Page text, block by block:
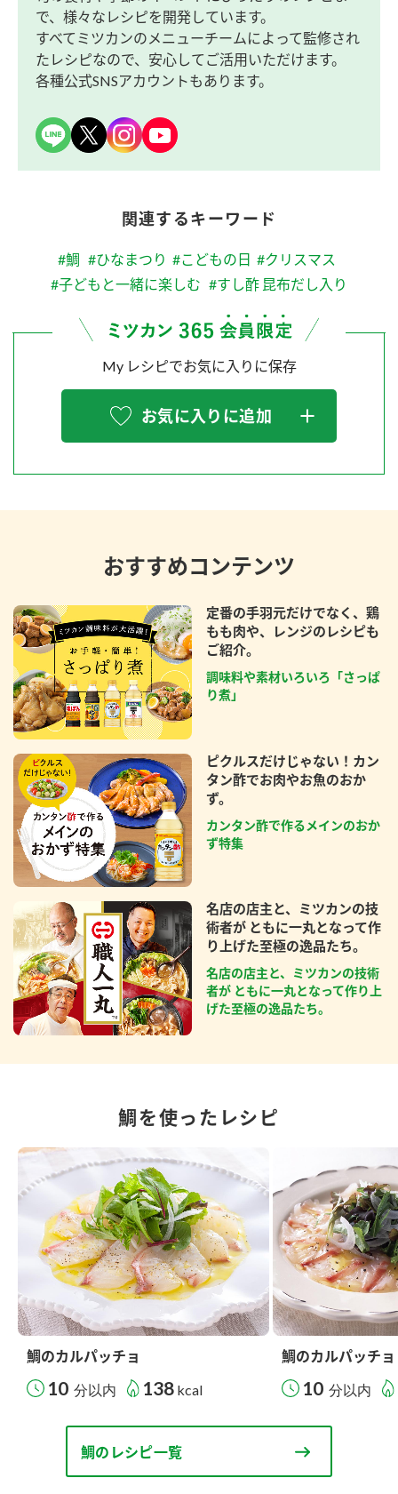
で、様々なレシピを開発しています。
すべてミツカンのメニューチームによって監修され
たレシピなので、安心してご活用いただけます。
各種公式SNSアカウントもあります。
関連するキーワード
#鯛 #ひなまつり #こどもの日 #クリスマス
#子どもと一緒に楽しむ #すし酢 昆布だし入り
My レシピでお気に入りに保存
お気に入りに追加
おすすめコンテンツ
定番の手羽元だけでなく、鶏
もも肉や、レンジのレシピも
ご紹介。
調味料や素材いろいろ「さっぱ
り煮」
ピクルスだけじゃない！カン
タン酢でお肉やお魚のおか
ず。
カンタン酢で作るメインのおか
ず特集
名店の店主と、ミツカンの技
術者が ともに一丸となって作
り上げた至極の逸品たち。
名店の店主と、ミツカンの技術
者が ともに一丸となって作り上
げた至極の逸品たち。
鯛を使ったレシピ
鯛のカルパッチョ
10 分以内 138 kcal
鯛のカルパッチョ
10 分以内
鯛のレシピ一覧